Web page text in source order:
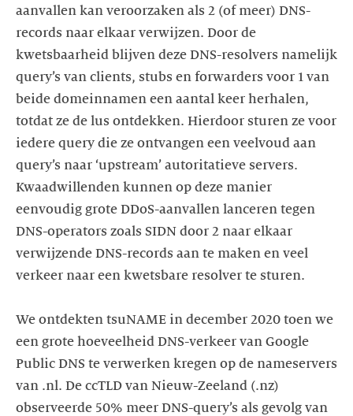
aanvallen kan veroorzaken als 2 (of meer) DNS-
records naar elkaar verwijzen. Door de
kwetsbaarheid blijven deze DNS-resolvers namelijk
query’s van clients, stubs en forwarders voor 1 van
beide domeinnamen een aantal keer herhalen,
totdat ze de lus ontdekken. Hierdoor sturen ze voor
iedere query die ze ontvangen een veelvoud aan
query’s naar ‘upstream’ autoritatieve servers.
Kwaadwillenden kunnen op deze manier
eenvoudig grote DDoS-aanvallen lanceren tegen
DNS-operators zoals SIDN door 2 naar elkaar
verwijzende DNS-records aan te maken en veel
verkeer naar een kwetsbare resolver te sturen.
We ontdekten tsuNAME in december 2020 toen we
een grote hoeveelheid DNS-verkeer van Google
Public DNS te verwerken kregen op de nameservers
van .nl. De ccTLD van Nieuw-Zeeland (.nz)
observeerde 50% meer DNS-query’s als gevolg van